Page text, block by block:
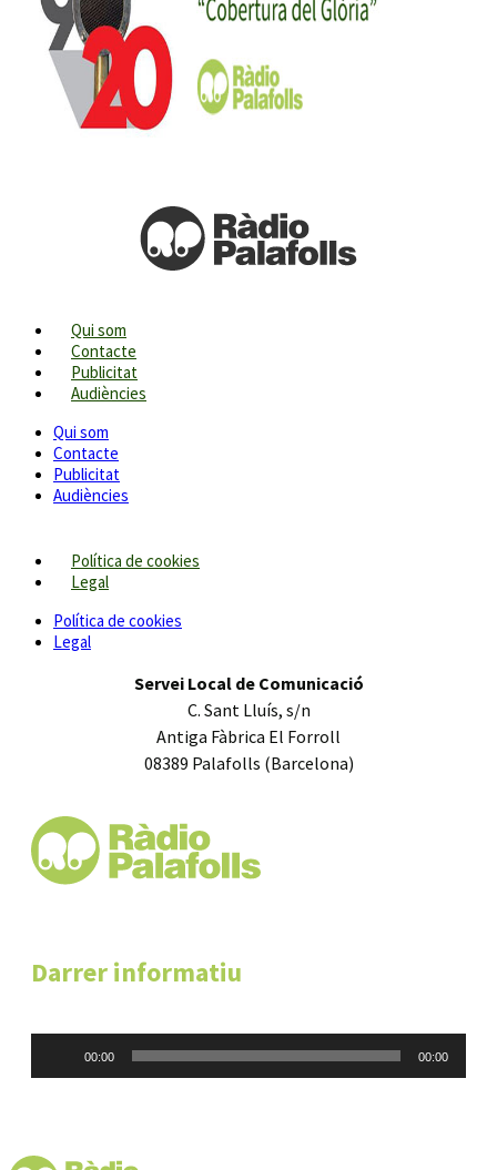
Qui som
Contacte
Publicitat
Audiències
Qui som
Contacte
Publicitat
Audiències
Política de cookies
Legal
Política de cookies
Legal
Servei Local de Comunicació
C. Sant Lluís, s/n
Antiga Fàbrica El Forroll
08389 Palafolls (Barcelona)
Darrer informatiu
00:00 00:00